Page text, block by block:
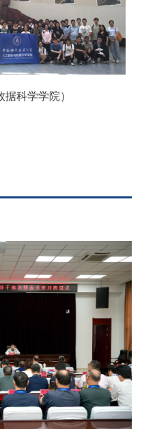
据科学学院）